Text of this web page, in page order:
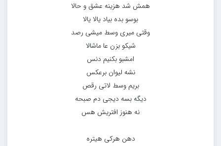
همش شد هزینه عشق و حالا
بوسو بده بیاد یالا یالا
وقتی میری وسط میشی رصد
شیکو بزن عا ماشالا
امشبو بکنیم دنس
نشه لیوان برعکس
بریم وسط لاتی رقص
دیگه بسه دیجی دم صبحه
نه هنوز افتریش هس
دهن هرکی هیتره